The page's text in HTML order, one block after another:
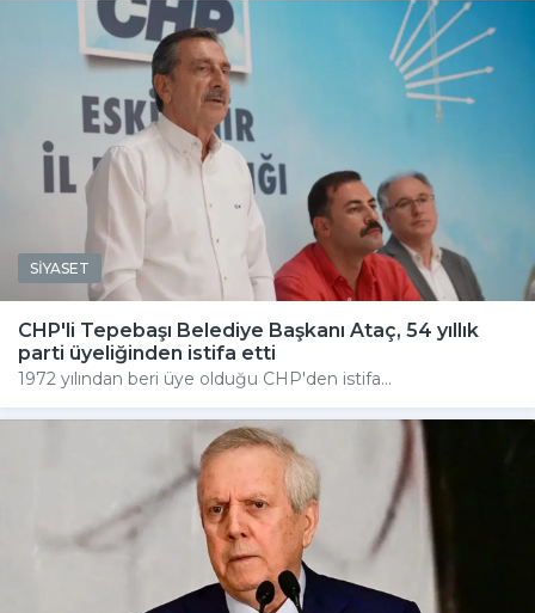
SİYASET
CHP'li Tepebaşı Belediye Başkanı Ataç, 54 yıllık
parti üyeliğinden istifa etti
1972 yılından beri üye olduğu CHP'den istifa...